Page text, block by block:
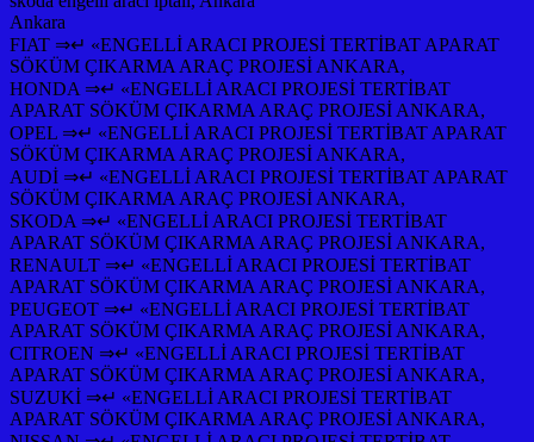
Ankara
FIAT ⇒↵ «ENGELLİ ARACI PROJESİ TERTİBAT APARAT
SÖKÜM ÇIKARMA ARAÇ PROJESİ ANKARA,
HONDA ⇒↵ «ENGELLİ ARACI PROJESİ TERTİBAT
APARAT SÖKÜM ÇIKARMA ARAÇ PROJESİ ANKARA,
OPEL ⇒↵ «ENGELLİ ARACI PROJESİ TERTİBAT APARAT
SÖKÜM ÇIKARMA ARAÇ PROJESİ ANKARA,
AUDİ ⇒↵ «ENGELLİ ARACI PROJESİ TERTİBAT APARAT
SÖKÜM ÇIKARMA ARAÇ PROJESİ ANKARA,
SKODA ⇒↵ «ENGELLİ ARACI PROJESİ TERTİBAT
APARAT SÖKÜM ÇIKARMA ARAÇ PROJESİ ANKARA,
RENAULT ⇒↵ «ENGELLİ ARACI PROJESİ TERTİBAT
APARAT SÖKÜM ÇIKARMA ARAÇ PROJESİ ANKARA,
PEUGEOT ⇒↵ «ENGELLİ ARACI PROJESİ TERTİBAT
APARAT SÖKÜM ÇIKARMA ARAÇ PROJESİ ANKARA,
CITROEN ⇒↵ «ENGELLİ ARACI PROJESİ TERTİBAT
APARAT SÖKÜM ÇIKARMA ARAÇ PROJESİ ANKARA,
SUZUKİ ⇒↵ «ENGELLİ ARACI PROJESİ TERTİBAT
APARAT SÖKÜM ÇIKARMA ARAÇ PROJESİ ANKARA,